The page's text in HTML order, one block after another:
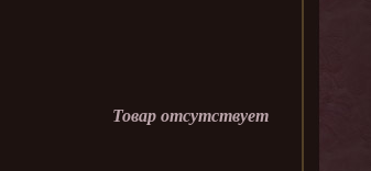
Товар отсутствует